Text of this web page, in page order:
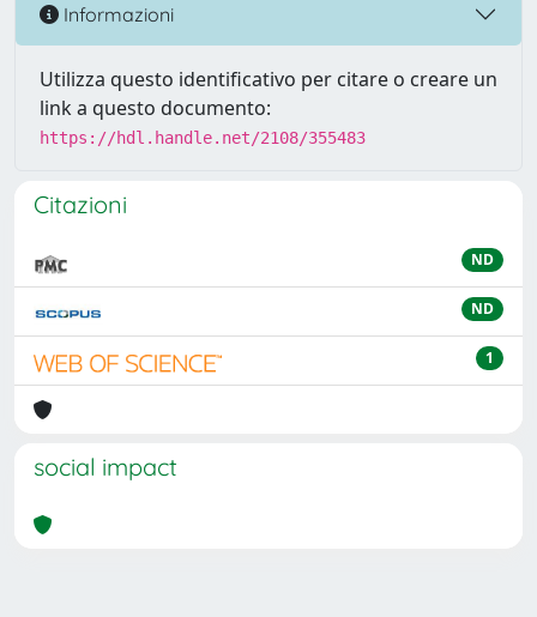
Informazioni
Utilizza questo identificativo per citare o creare un
link a questo documento:
https://hdl.handle.net/2108/355483
Citazioni
ND
ND
1
social impact